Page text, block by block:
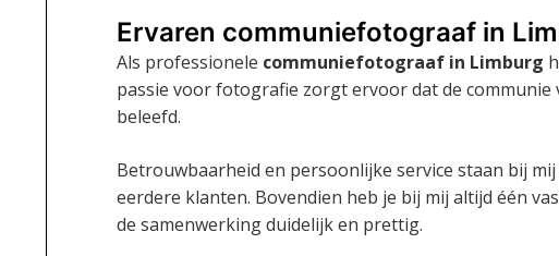
Ervaren communiefotograaf in
Als professionele communiefotograaf in Limburg
passie voor fotografie zorgt ervoor dat de
beleefd.
Betrouwbaarheid en persoonlijke service staan bij
eerdere klanten. Bovendien heb je bij mij altijd één
de samenwerking duidelijk en prettig.